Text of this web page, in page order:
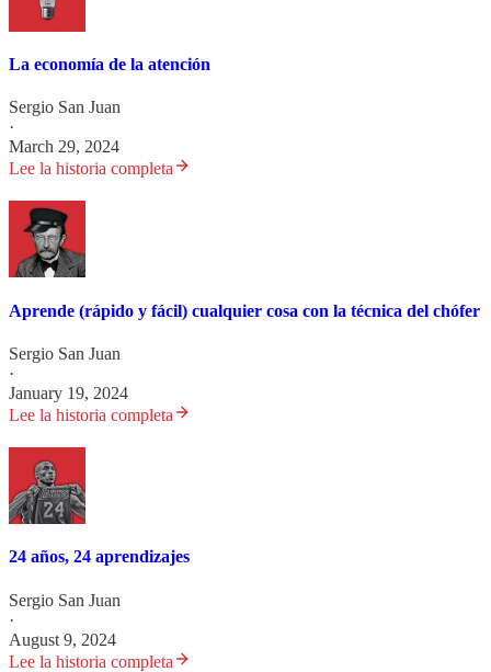
La economía de la atención
Sergio San Juan
·
March 29, 2024
Lee la historia completa
Aprende (rápido y fácil) cualquier cosa con la técnica del chófer
Sergio San Juan
·
January 19, 2024
Lee la historia completa
24 años, 24 aprendizajes
Sergio San Juan
·
August 9, 2024
Lee la historia completa